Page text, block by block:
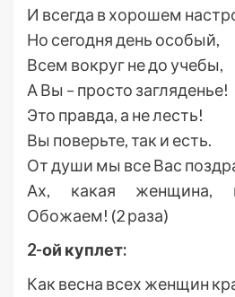
И всегда в хорошем
Но сегодня день особый,
Всем вокруг не до учебы,
А Вы – просто загляденье!
Это правда, а не лесть!
Вы поверьте, так и есть.
От души мы все Вас
Ах, какая женщина,
Обожаем! (2 раза)
2-ой куплет:
Как весна всех женщин